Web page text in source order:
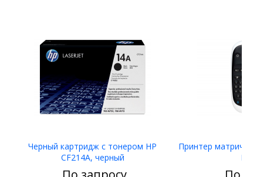
Черный картридж с тонером HP
CF214A, черный
Принтер матричный
LW-400